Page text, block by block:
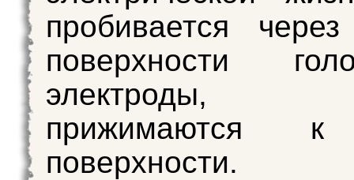
пробивается
поверхности
электроды,
прижимаются к
поверхности.